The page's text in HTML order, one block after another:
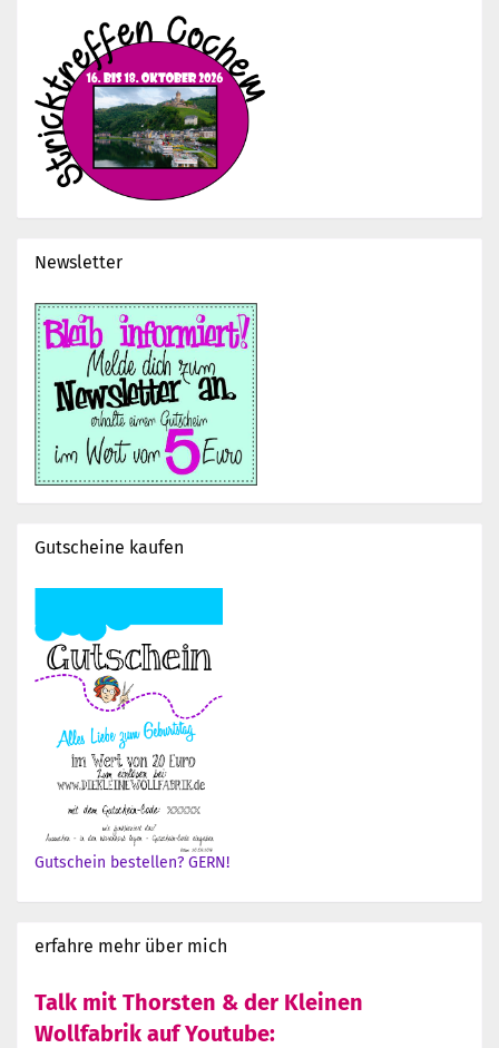
Newsletter
Gutscheine kaufen
Gutschein bestellen? GERN!
erfahre mehr über mich
Talk mit Thorsten & der Kleinen
Wollfabrik auf Youtube: